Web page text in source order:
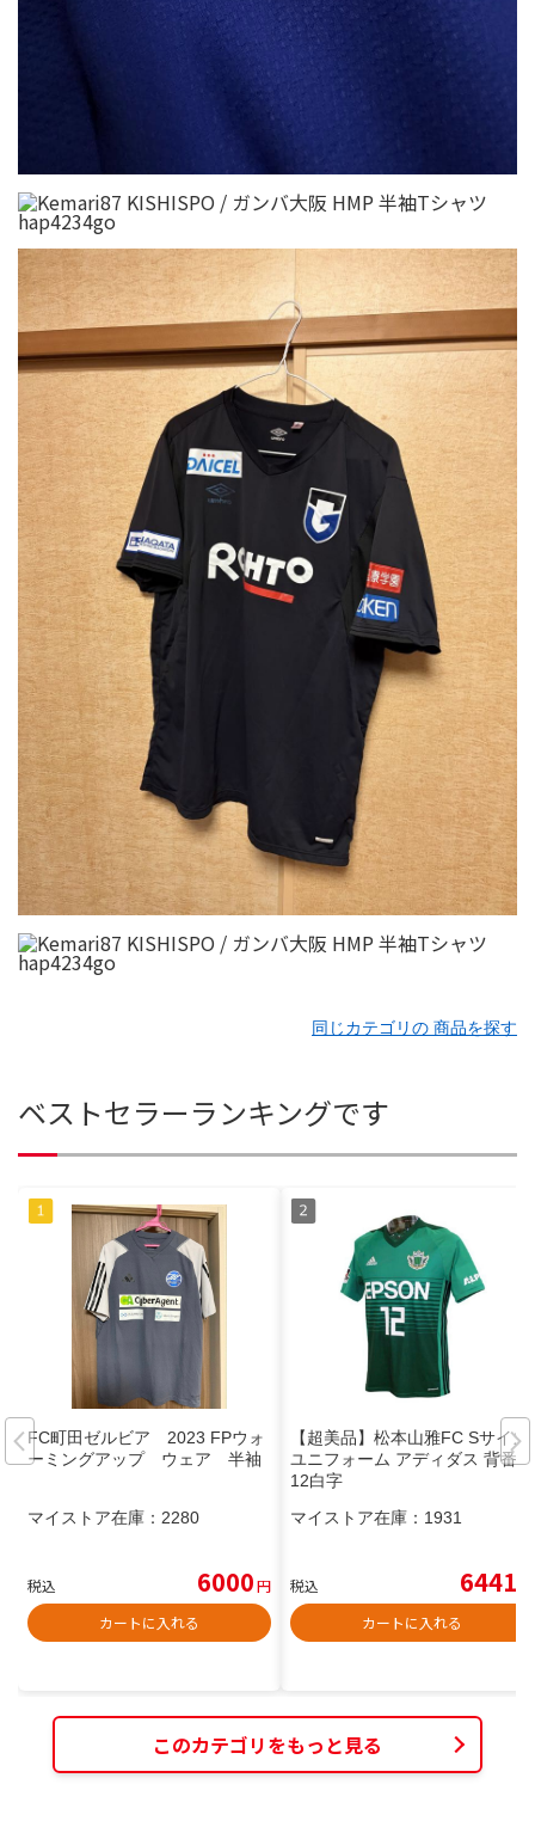
同じカテゴリの 商品を探す
ベストセラーランキングです
FC町田ゼルビア 2023 FPウォ
ーミングアップ ウェア 半袖
マイストア在庫： 2280
税込 6000円
カートに入れる
【超美品】松本山雅FC Sサイズ
ユニフォーム アディダス 背番号
12白字
マイストア在庫： 1931
税込 6441
カートに入れる
このカテゴリをもっと見る